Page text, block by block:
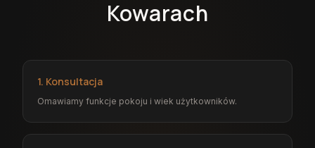
Kowarach
1. Konsultacja
Omawiamy funkcje pokoju i wiek użytkowników.